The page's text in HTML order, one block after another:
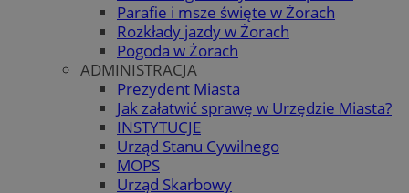
Parafie i msze święte w Żorach
Rozkłady jazdy w Żorach
Pogoda w Żorach
ADMINISTRACJA
Prezydent Miasta
Jak załatwić sprawę w Urzędzie Miasta?
INSTYTUCJE
Urząd Stanu Cywilnego
MOPS
Urząd Skarbowy